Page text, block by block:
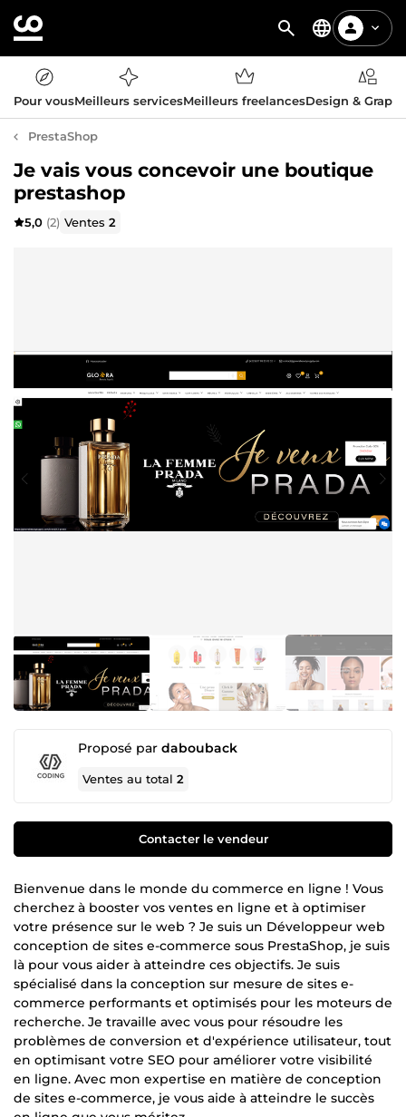
Pour vousMeilleurs servicesMeilleurs freelancesDesign &
PrestaShop
Je vais vous concevoir une boutique
prestashop
5,0 (2) Ventes2
Proposé par dabouback
Ventes au total2
Contacter le vendeur
Bienvenue dans le monde du commerce en ligne ! Vous
cherchez à booster vos ventes en ligne et à optimiser
votre présence sur le web ? Je suis un Développeur web
conception de sites e-commerce sous PrestaShop, je suis
là pour vous aider à atteindre ces objectifs. Je suis
spécialisé dans la conception sur mesure de sites e-
commerce performants et optimisés pour les moteurs de
recherche. Je travaille avec vous pour résoudre les
problèmes de conversion et d'expérience utilisateur, tout
en optimisant votre SEO pour améliorer votre visibilité
en ligne. Avec mon expertise en matière de conception
de sites e-commerce, je vous aide à atteindre le succès